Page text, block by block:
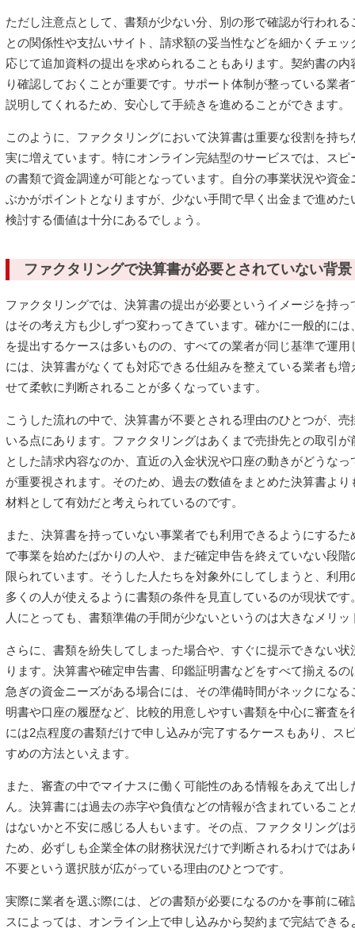
ただし注意点として、書類が少ない分、別の形で確認が行われ
との関係性や支払いサイト、請求額の妥当性などを細かくチェ
応じて追加資料の提出を求められることもあります。契約書の
り確認しておくことが重要です。サポート体制が整っている業
説明してくれるため、安心して手続きを進めることができます。
このように、ファクタリングにおいて決算書は重要な役割を持
実に増えています。特にオンライン完結型のサービスでは、ス
の書類で資金調達が可能となっています。自分の事業状況や資
ぶかがポイントとなりますが、少ない手間で早く出金まで進め
検討する価値は十分にあるでしょう。
ファクタリングで決算書が必要とされていない背景
ファクタリングでは、決算書の提出が必要というイメージを持
はその考え方も少しずつ変わってきています。確かに一般的に
を提出するケースは多いものの、すべての業者が同じ基準で運
には、決算書がなくても対応できる仕組みを整えている業者も
せて柔軟に判断されることが多くなっています。
こうした流れの中で、決算書が不要とされる理由のひとつが、
いる点にあります。ファクタリングはあくまで売掛先との取引
とした請求内容なのか、直近の入金状況や口座の動きがどうな
が重要視されます。そのため、過去の数値をまとめた決算書よ
材料として有効だと考えられているのです。
また、決算書を持っていない事業者でも利用できるようにする
で事業を始めたばかりの人や、まだ確定申告を終えていない段
限られています。そうした人たちを対象外にしてしまうと、利
多くの人が使えるように書類の条件を見直しているのが現状で
人にとっても、書類準備の手間が少ないというのは大きなメリッ
さらに、書類を紛失してしまった場合や、すぐに提示できない
ります。決算書や確定申告書、印鑑証明書などをすべて揃える
急ぎの資金ニーズがある場合には、その準備時間がネックにな
明書や口座の履歴など、比較的用意しやすい書類を中心に審査
には2点程度の書類だけで申し込みが完了するケースもあり、ス
すめの方法といえます。
また、審査の中でマイナスに働く可能性のある情報をあえて出
ん。決算書には過去の赤字や負債などの情報が含まれているこ
はないかと不安に感じる人もいます。その点、ファクタリング
ため、必ずしも企業全体の財務状況だけで判断されるわけでは
不要という選択肢が広がっている理由のひとつです。
実際に業者を選ぶ際には、どの書類が必要になるのかを事前に
スによっては、オンライン上で申し込みから契約まで完結でき